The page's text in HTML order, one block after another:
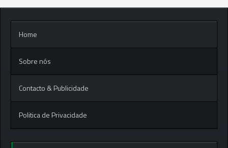
Home
Sobre nós
Contacto & Publicidade
Politica de Privacidade